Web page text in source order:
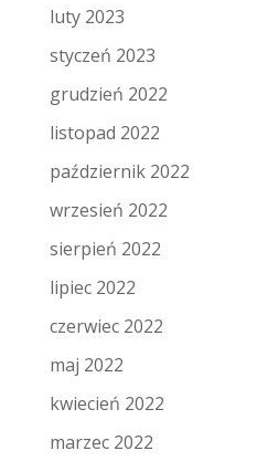
luty 2023
styczeń 2023
grudzień 2022
listopad 2022
październik 2022
wrzesień 2022
sierpień 2022
lipiec 2022
czerwiec 2022
maj 2022
kwiecień 2022
marzec 2022